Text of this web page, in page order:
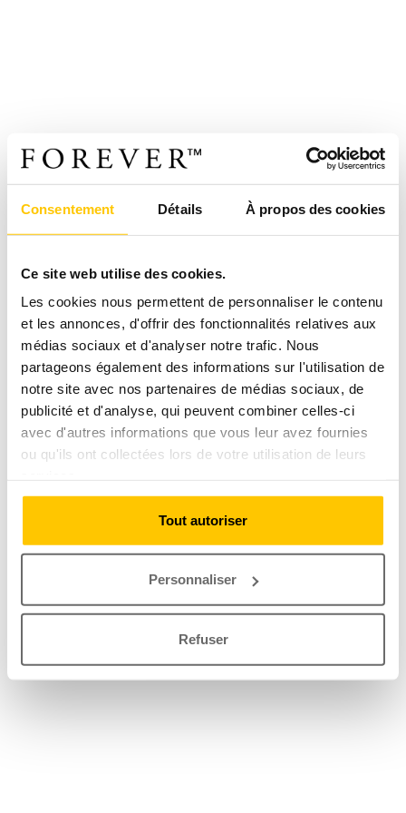
Consentement Détails À propos des cookies
Ce site web utilise des cookies.
Les cookies nous permettent de personnaliser le contenu
et les annonces, d'offrir des fonctionnalités relatives aux
médias sociaux et d'analyser notre trafic. Nous
partageons également des informations sur l'utilisation de
notre site avec nos partenaires de médias sociaux, de
publicité et d'analyse, qui peuvent combiner celles-ci
avec d'autres informations que vous leur avez fournies
ou qu'ils ont collectées lors de votre utilisation de leurs
Tout autoriser
Personnaliser
Refuser